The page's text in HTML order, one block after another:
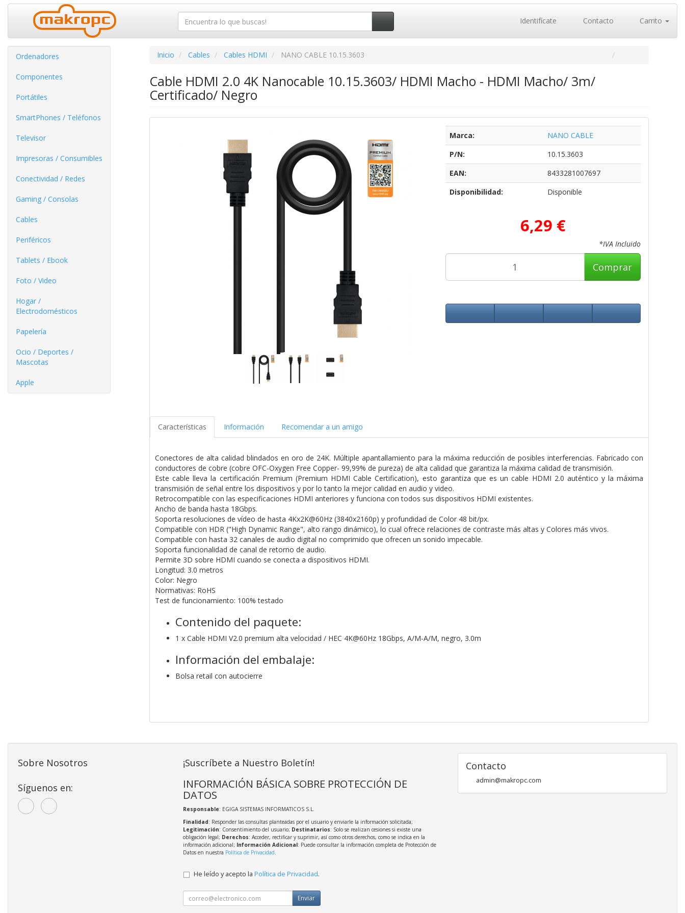
Identifícate Contacto Carrito
Ordenadores
Componentes
Portátiles
SmartPhones / Teléfonos
Televisor
Impresoras / Consumibles
Conectividad / Redes
Gaming / Consolas
Cables
Periféricos
Tablets / Ebook
Foto / Video
Hogar /
Electrodomésticos
Papelería
Ocio / Deportes /
Mascotas
Apple
Inicio Cables Cables HDMI NANO CABLE 10.15.3603
Cable HDMI 2.0 4K Nanocable 10.15.3603/ HDMI Macho - HDMI Macho/ 3m/
Certificado/ Negro
Marca:
NANO CABLE
P/N:
10.15.3603
EAN:
8433281007697
Disponibilidad:
Disponible
6,29 €
*IVA Incluido
Comprar
Características Información Recomendar a un amigo
Conectores de alta calidad blindados en oro de 24K. Múltiple apantallamiento para la máxima reducción de posibles interferencias. Fabricado con
conductores de cobre (cobre OFC-Oxygen Free Copper- 99,99% de pureza) de alta calidad que garantiza la máxima calidad de transmisión.
Este cable lleva la certificación Premium (Premium HDMI Cable Certification), esto garantiza que es un cable HDMI 2.0 auténtico y la máxima
transmisión de señal entre los dispositivos y por lo tanto la mejor calidad en audio y video.
Retrocompatible con las especificaciones HDMI anteriores y funciona con todos sus dispositivos HDMI existentes.
Ancho de banda hasta 18Gbps.
Soporta resoluciones de vídeo de hasta 4Kx2K@60Hz (3840x2160p) y profundidad de Color 48 bit/px.
Compatible con HDR ("High Dynamic Range", alto rango dinámico), lo cual ofrece relaciones de contraste más altas y Colores más vivos.
Compatible con hasta 32 canales de audio digital no comprimido que ofrecen un sonido impecable.
Soporta funcionalidad de canal de retorno de audio.
Permite 3D sobre HDMI cuando se conecta a dispositivos HDMI.
Longitud: 3.0 metros
Color: Negro
Normativas: RoHS
Test de funcionamiento: 100% testado
Contenido del paquete:
1 x Cable HDMI V2.0 premium alta velocidad / HEC 4K@60Hz 18Gbps, A/M-A/M, negro, 3.0m
Información del embalaje:
Bolsa retail con autocierre
Sobre Nosotros
Síguenos en:
¡Suscríbete a Nuestro Boletín!
INFORMACIÓN BÁSICA SOBRE PROTECCIÓN DE
DATOS
Responsable: EGIGA SISTEMAS INFORMATICOS S.L.
Finalidad: Responder las consultas planteadas por el usuario y enviarle la información solicitada;
Legitimación: Consentimiento del usuario; Destinatarios: Solo se realizan cesiones si existe una
obligación legal; Derechos: Acceder, rectificar y suprimir, así como otros derechos, como se indica en la
información adicional; Información Adicional: Puede consultar la información completa de Protección de
Datos en nuestra Política de Privacidad.
He leído y acepto la Política de Privacidad.
Enviar
Contacto
admin@makropc.com